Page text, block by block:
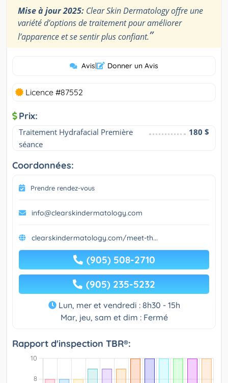
Mise à jour 2025: Clear Skin Dermatology offre une
variété d’options de traitement pour améliorer
l’apparence et se sentir plus confiant.”
Avis| Donner un Avis
Licence #87552
Prix:
Traitement Hydrafacial Première
séance
180 $
Coordonnées:
Prendre rendez-vous
info@clearskindermatology.com
clearskindermatology.com/meet-th...
(905) 508-2710
(905) 235-5232
Lun, mer et vendredi : 8h30 - 15h
Mar, jeu, sam et dim : Fermé
Rapport d'inspection TBR®: